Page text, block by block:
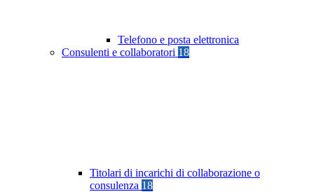
Telefono e posta elettronica
Consulenti e collaboratori 18
Titolari di incarichi di collaborazione o
consulenza 18